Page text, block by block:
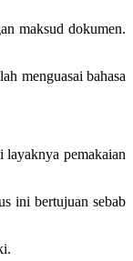
maksud dokumen.
menguasai bahasa
layaknya pemakaian
ini bertujuan sebab